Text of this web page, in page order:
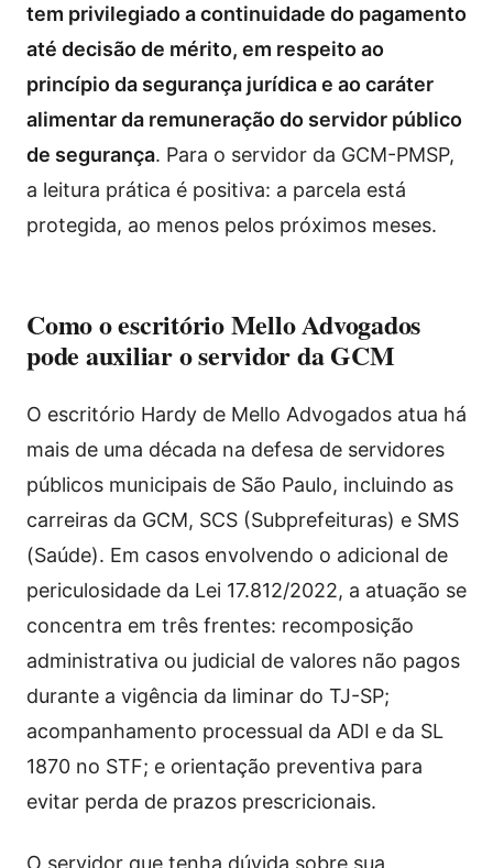
tem privilegiado a continuidade do pagamento
até decisão de mérito, em respeito ao
princípio da segurança jurídica e ao caráter
alimentar da remuneração do servidor público
de segurança. Para o servidor da GCM-PMSP,
a leitura prática é positiva: a parcela está
protegida, ao menos pelos próximos meses.
Como o escritório Mello Advogados
pode auxiliar o servidor da GCM
O escritório Hardy de Mello Advogados atua há
mais de uma década na defesa de servidores
públicos municipais de São Paulo, incluindo as
carreiras da GCM, SCS (Subprefeituras) e SMS
(Saúde). Em casos envolvendo o adicional de
periculosidade da Lei 17.812/2022, a atuação se
concentra em três frentes: recomposição
administrativa ou judicial de valores não pagos
durante a vigência da liminar do TJ-SP;
acompanhamento processual da ADI e da SL
1870 no STF; e orientação preventiva para
evitar perda de prazos prescricionais.
O servidor que tenha dúvida sobre sua